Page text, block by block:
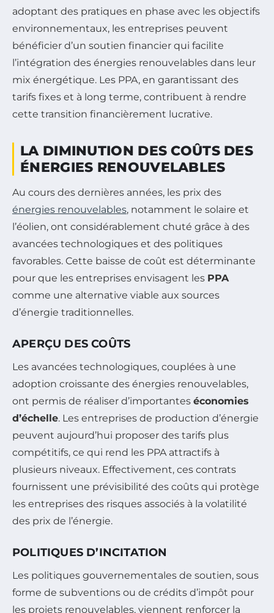
adoptant des pratiques en phase avec les objectifs
environnementaux, les entreprises peuvent
bénéficier d’un soutien financier qui facilite
l’intégration des énergies renouvelables dans leur
mix énergétique. Les PPA, en garantissant des
tarifs fixes et à long terme, contribuent à rendre
cette transition financièrement lucrative.
LA DIMINUTION DES COÛTS DES
ÉNERGIES RENOUVELABLES
Au cours des dernières années, les prix des
énergies renouvelables, notamment le solaire et
l’éolien, ont considérablement chuté grâce à des
avancées technologiques et des politiques
favorables. Cette baisse de coût est déterminante
pour que les entreprises envisagent les PPA
comme une alternative viable aux sources
d’énergie traditionnelles.
APERÇU DES COÛTS
Les avancées technologiques, couplées à une
adoption croissante des énergies renouvelables,
ont permis de réaliser d’importantes économies
d’échelle. Les entreprises de production d’énergie
peuvent aujourd’hui proposer des tarifs plus
compétitifs, ce qui rend les PPA attractifs à
plusieurs niveaux. Effectivement, ces contrats
fournissent une prévisibilité des coûts qui protège
les entreprises des risques associés à la volatilité
des prix de l’énergie.
POLITIQUES D’INCITATION
Les politiques gouvernementales de soutien, sous
forme de subventions ou de crédits d’impôt pour
les projets renouvelables, viennent renforcer la